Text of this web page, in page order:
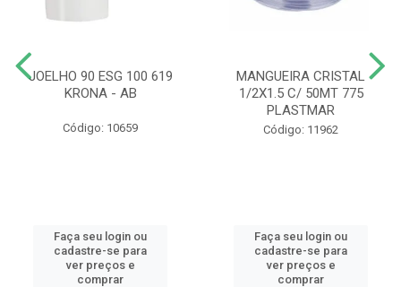
JOELHO 90 ESG 100 619
KRONA - AB
Código: 10659
Faça seu login ou
cadastre-se para
ver preços e
comprar
MANGUEIRA CRISTAL
1/2X1.5 C/ 50MT 775
PLASTMAR
Código: 11962
Faça seu login ou
cadastre-se para
ver preços e
comprar